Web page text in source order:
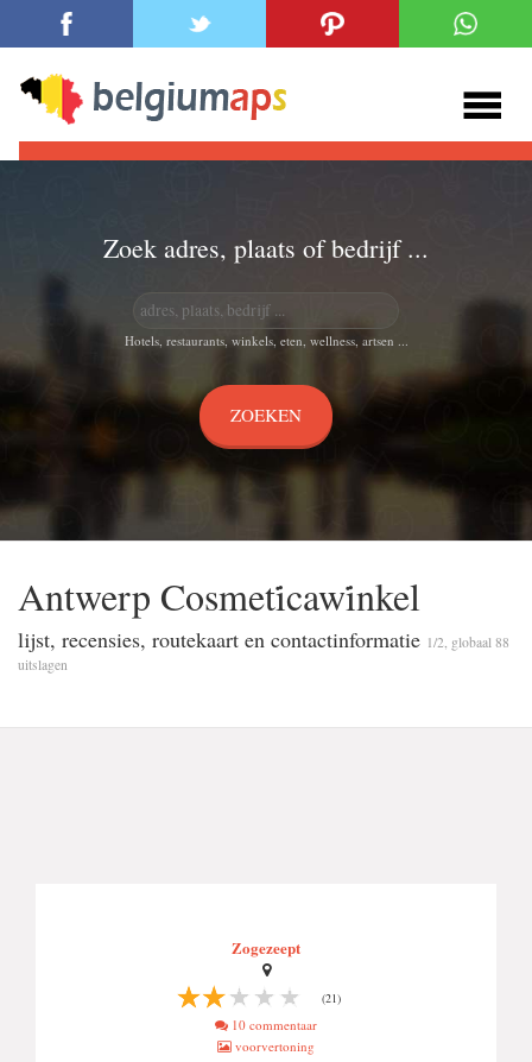
Zoek adres, plaats of bedrijf ...
Hotels, restaurants, winkels, eten, wellness, artsen ...
Antwerp Cosmeti̇cawi̇nkel
lijst, recensies, routekaart en contactinformatie 1/2, globaal 88
uitslagen
Zogezeept
(21)
10 commentaar
voorvertoning